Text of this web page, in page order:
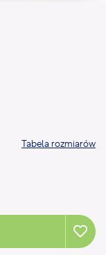
Tabela rozmiarów